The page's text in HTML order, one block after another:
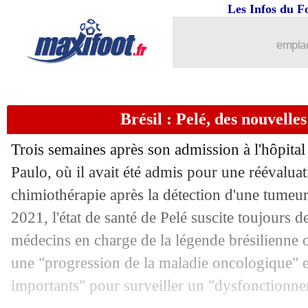
Les Infos du
Brésil : Pelé, des
Trois semaines après son admission à
Paulo, où il avait été admis pour une
chimiothérapie après la détection d'une
2021, l'état de santé de Pelé suscite toujours
médecins en charge de la légende
une "progression de la maladie oncologique"
importants" pour surveiller un
: Boudjellal dézingue E.
22/12 EdF: l'Australie, Giroud rit d'une
: Xavi va discuter avec
22/12 Pologne: c'est fini pour Michniewicz
22/12 CdF: la qualification de Caen
22/12 EdF: Le Graët annonce un rendez-
22/12 Inter : Koulibaly pour oublier